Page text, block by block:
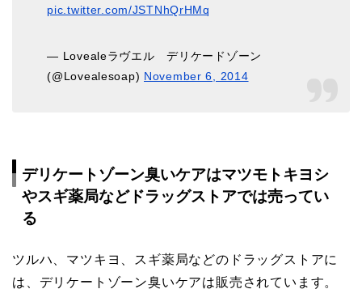
pic.twitter.com/JSTNhQrHMq
— Lovealeラヴエル デリケードゾーン
(@Lovealesoap) November 6, 2014
デリケートゾーン臭いケアはマツモトキヨシ
やスギ薬局などドラッグストアでは売ってい
る
ツルハ、マツキヨ、スギ薬局などのドラッグストアに
は、デリケートゾーン臭いケアは販売されています。